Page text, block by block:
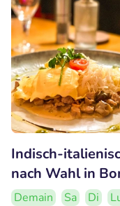
Indisch-
nach Wahl in
Demain Sa Di